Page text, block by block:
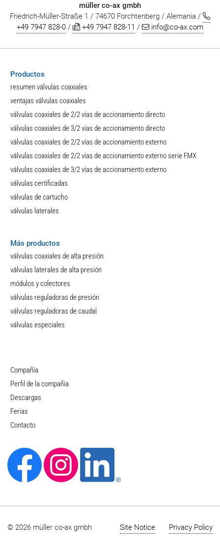
müller co-ax gmbh
Friedrich-Müller-Straße 1 / 74670 Forchtenberg / Alemania /
+49 7947 828-0 / +49 7947 828-11 / info@co-ax.com
Productos
resumen válvulas coaxiales
ventajas válvulas coaxiales
válvulas coaxiales de 2/2 vías de accionamiento directo
válvulas coaxiales de 3/2 vías de accionamiento directo
válvulas coaxiales de 2/2 vías de accionamiento externo
válvulas coaxiales de 2/2 vías de accionamiento externo serie FMX
válvulas coaxiales de 3/2 vías de accionamiento externo
válvulas certificadas
válvulas de cartucho
válvulas laterales
Más productos
válvulas coaxiales de alta presión
válvulas laterales de alta presión
módulos y colectores
válvulas reguladoras de presión
válvulas reguladoras de caudal
válvulas especiales
Compañía
Perfil de la compañía
Descargas
Ferias
Contacto
© 2026 müller co-ax gmbh Site Notice Privacy Policy